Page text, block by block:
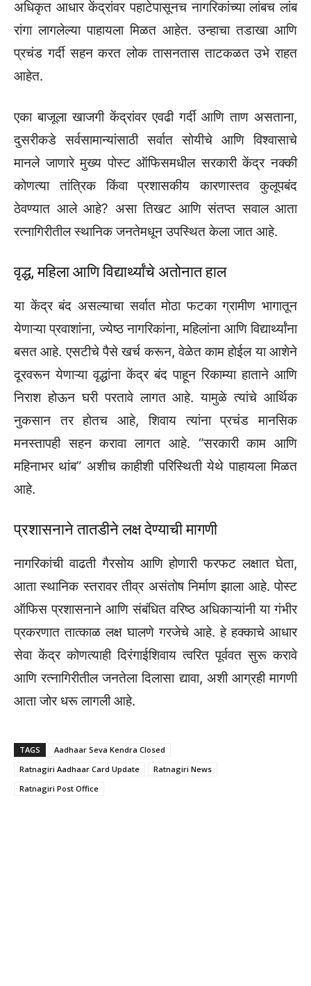
अधिकृत आधार केंद्रांवर पहाटेपासूनच नागरिकांच्या लांबच लांब
रांगा लागलेल्या पाहायला मिळत आहेत. उन्हाचा तडाखा आणि
प्रचंड गर्दी सहन करत लोक तासनतास ताटकळत उभे राहत
आहेत.
एका बाजूला खाजगी केंद्रांवर एवढी गर्दी आणि ताण असताना,
दुसरीकडे सर्वसामान्यांसाठी सर्वात सोयीचे आणि विश्वासाचे
मानले जाणारे मुख्य पोस्ट ऑफिसमधील सरकारी केंद्र नक्की
कोणत्या तांत्रिक किंवा प्रशासकीय कारणास्तव कुलूपबंद
ठेवण्यात आले आहे? असा तिखट आणि संतप्त सवाल आता
रत्नागिरीतील स्थानिक जनतेमधून उपस्थित केला जात आहे.
वृद्ध, महिला आणि विद्यार्थ्यांचे अतोनात हाल
या केंद्र बंद असल्याचा सर्वात मोठा फटका ग्रामीण भागातून
येणाऱ्या प्रवाशांना, ज्येष्ठ नागरिकांना, महिलांना आणि विद्यार्थ्यांना
बसत आहे. एसटीचे पैसे खर्च करून, वेळेत काम होईल या आशेने
दूरवरून येणाऱ्या वृद्धांना केंद्र बंद पाहून रिकाम्या हाताने आणि
निराश होऊन घरी परतावे लागत आहे. यामुळे त्यांचे आर्थिक
नुकसान तर होतच आहे, शिवाय त्यांना प्रचंड मानसिक
मनस्तापही सहन करावा लागत आहे. “सरकारी काम आणि
महिनाभर थांब” अशीच काहीशी परिस्थिती येथे पाहायला मिळत
आहे.
प्रशासनाने तातडीने लक्ष देण्याची मागणी
नागरिकांची वाढती गैरसोय आणि होणारी फरफट लक्षात घेता,
आता स्थानिक स्तरावर तीव्र असंतोष निर्माण झाला आहे. पोस्ट
ऑफिस प्रशासनाने आणि संबंधित वरिष्ठ अधिकाऱ्यांनी या गंभीर
प्रकरणात तात्काळ लक्ष घालणे गरजेचे आहे. हे हक्काचे आधार
सेवा केंद्र कोणत्याही दिरंगाईशिवाय त्वरित पूर्ववत सुरू करावे
आणि रत्नागिरीतील जनतेला दिलासा द्यावा, अशी आग्रही मागणी
आता जोर धरू लागली आहे.
TAGS
Aadhaar Seva Kendra Closed
Ratnagiri Aadhaar Card Update
Ratnagiri News
Ratnagiri Post Office